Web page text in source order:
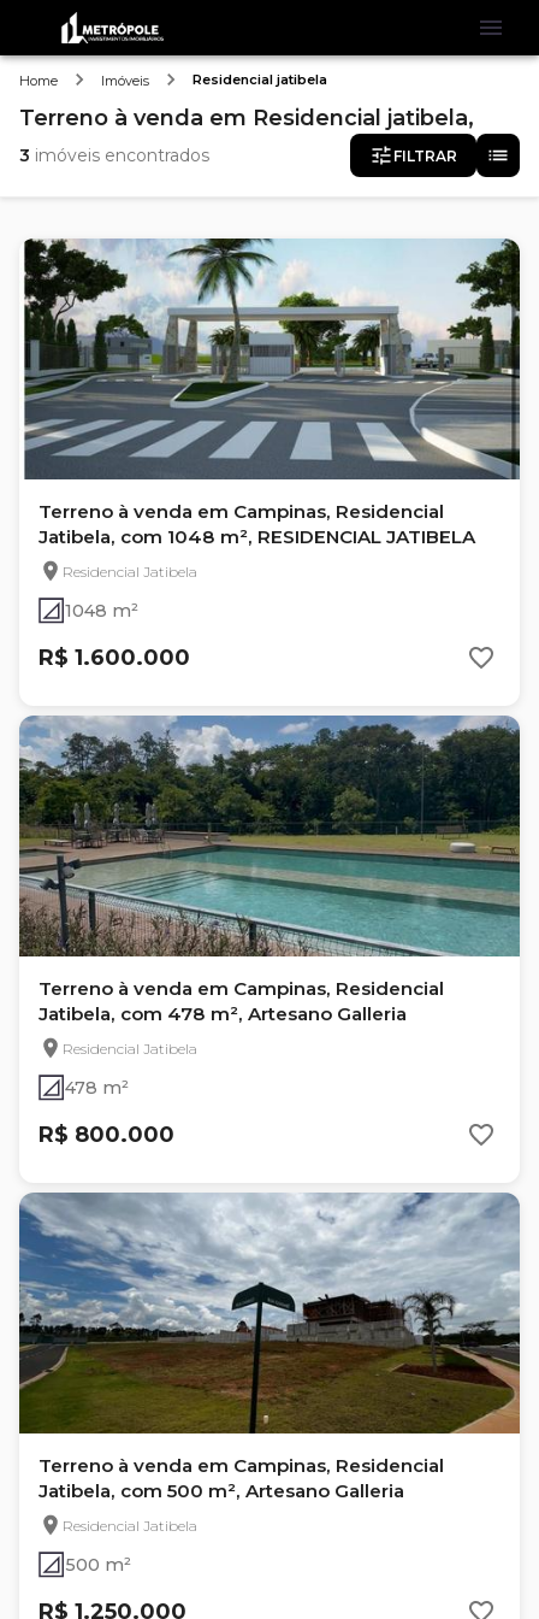
Home Imóveis Residencial jatibela
Terreno à venda em Residencial jatibela,
3 imóveis encontrados FILTRAR
Terreno à venda em Campinas, Residencial
Jatibela, com 1048 m², RESIDENCIAL JATIBELA
Residencial Jatibela
1048 m²
R$ 1.600.000
Terreno à venda em Campinas, Residencial
Jatibela, com 478 m², Artesano Galleria
Residencial Jatibela
478 m²
R$ 800.000
Terreno à venda em Campinas, Residencial
Jatibela, com 500 m², Artesano Galleria
Residencial Jatibela
500 m²
R$ 1.250.000